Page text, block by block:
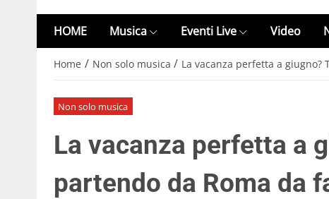
HOME Musica Eventi Live Video
Home / Non solo musica / La vacanza perfetta a
Non solo musica
La vacanza perfetta a
partendo da Roma da